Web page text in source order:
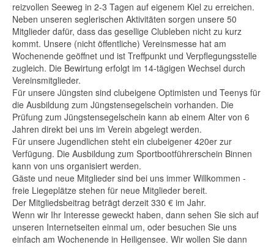
reizvollen Seeweg in 2-3 Tagen auf eigenem Kiel zu erreichen.
Neben unseren seglerischen Aktivitäten sorgen unsere 50
Mitglieder dafür, dass das gesellige Clubleben nicht zu kurz
kommt. Unsere (nicht öffentliche) Vereinsmesse hat am
Wochenende geöffnet und ist Treffpunkt und Verpflegungsstelle
zugleich. Die Bewirtung erfolgt im 14-tägigen Wechsel durch
Vereinsmitglieder.
Für unsere Jüngsten sind clubeigene Optimisten und Teenys für
die Ausbildung zum Jüngstensegelschein vorhanden. Die
Prüfung zum Jüngstensegelschein kann ab einem Alter von 6
Jahren direkt bei uns im Verein abgelegt werden.
Für unsere Jugendlichen steht ein clubeigener 420er zur
Verfügung. Die Ausbildung zum Sportbootführerschein Binnen
kann von uns organisiert werden.
Gäste und neue Mitglieder sind bei uns immer Willkommen -
freie Liegeplätze stehen für neue Mitglieder bereit.
Der Mitgliedsbeitrag beträgt derzeit 330 € im Jahr.
Wenn wir Ihr Interesse geweckt haben, dann sehen Sie sich auf
unseren Internetseiten einmal um, oder besuchen Sie uns
einfach am Wochenende in Heiligensee. Wir wollen Sie dann